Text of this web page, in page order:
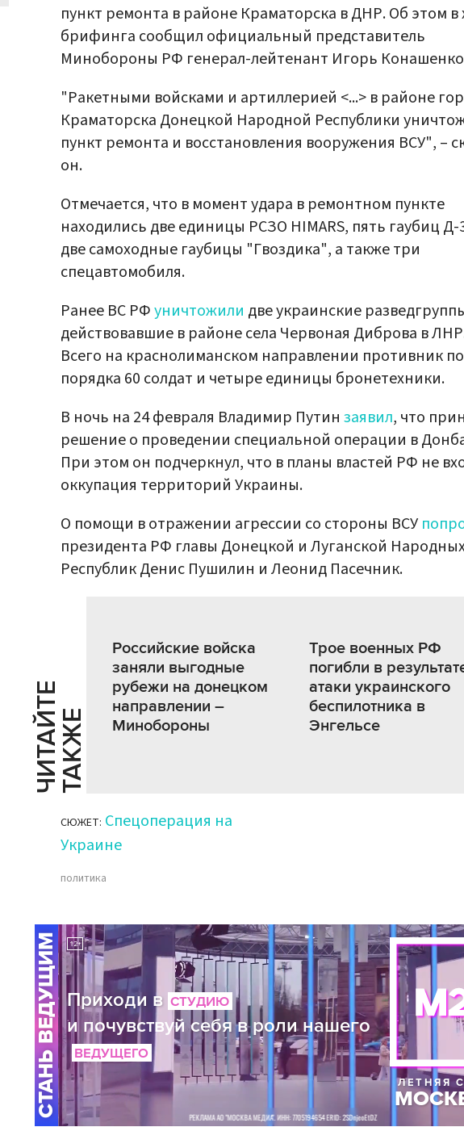
пункт ремонта в районе Краматорска в ДНР. Об этом в
брифинга сообщил официальный представитель
Минобороны РФ генерал-лейтенант Игорь
"Ракетными войсками и артиллерией <...> в районе
Краматорска Донецкой Народной Республики
пункт ремонта и восстановления вооружения ВСУ", –
он.
Отмечается, что в момент удара в ремонтном пункте
находились две единицы РСЗО HIMARS, пять гаубиц Д-
две самоходные гаубицы "Гвоздика", а также три
спецавтомобиля.
Ранее ВС РФуничтожили две украинские
действовавшие в районе села Червоная Диброва в
Всего на краснолиманском направлении противник
порядка 60 солдат и четыре единицы бронетехники.
В ночь на 24 февраля Владимир Путин заявил, что
решение о проведении специальной операции в
При этом он подчеркнул, что в планы властей РФ не
оккупация территорий Украины.
О помощи в отражении агрессии со стороны ВСУ
президента РФ главы Донецкой и Луганской
Республик Денис Пушилин и Леонид Пасечник.
Ч
И
Т
АЙ
Т
Е
Т
А
К
ЖЕ
Российские войска
заняли выгодные
рубежи на донецком
направлении –
Минобороны
Трое военных РФ
погибли в
атаки украинского
беспилотника в
Энгельсе
СЮЖЕТ: Спецоперация на
Украине
политика